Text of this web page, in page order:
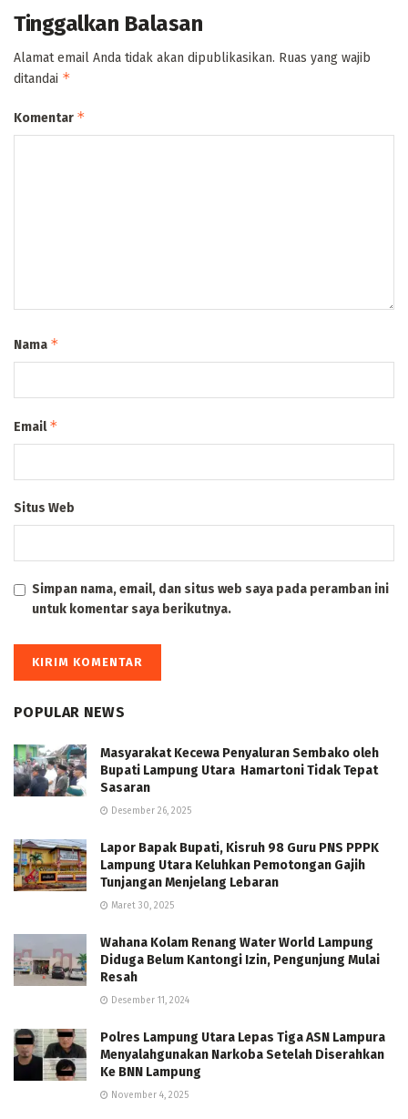
Tinggalkan Balasan
Alamat email Anda tidak akan dipublikasikan. Ruas yang wajib
ditandai *
Komentar *
Nama *
Email*
Situs Web
Simpan nama, email, dan situs web saya pada peramban ini
untuk komentar saya berikutnya.
POPULAR NEWS
Masyarakat Kecewa Penyaluran Sembako oleh
Bupati Lampung Utara Hamartoni Tidak Tepat
Sasaran
Desember 26, 2025
Lapor Bapak Bupati, Kisruh 98 Guru PNS PPPK
Lampung Utara Keluhkan Pemotongan Gajih
Tunjangan Menjelang Lebaran
Maret 30, 2025
Wahana Kolam Renang Water World Lampung
Diduga Belum Kantongi Izin, Pengunjung Mulai
Resah
Desember 11, 2024
Polres Lampung Utara Lepas Tiga ASN Lampura
Menyalahgunakan Narkoba Setelah Diserahkan
Ke BNN Lampung
November 4, 2025